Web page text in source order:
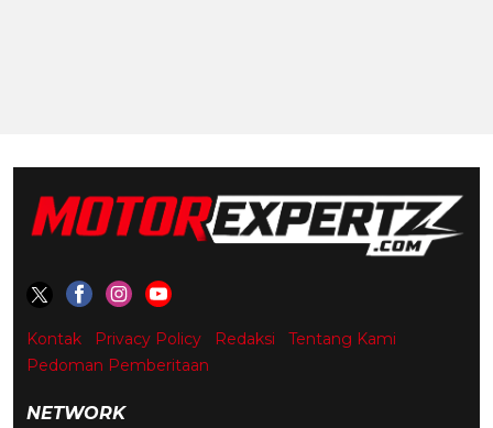
Kontak Privacy Policy Redaksi
Tentang Kami
Pedoman Pemberitaan
NETWORK